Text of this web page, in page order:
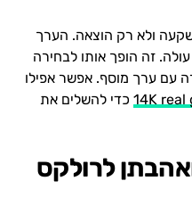
ולא רק הוצאה. הערך
זה הופך אותו לבחירה
עם ערך מוסף. אפשר אפילו
14Kכדי להשלים את
לרולקס